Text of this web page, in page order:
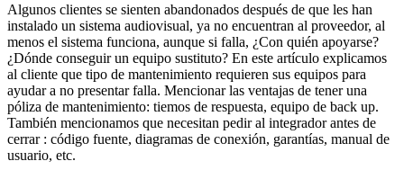
Algunos clientes se sienten abandonados después de que les han
instalado un sistema audiovisual, ya no encuentran al proveedor, al
menos el sistema funciona, aunque si falla, ¿Con quién apoyarse?
¿Dónde conseguir un equipo sustituto? En este artículo explicamos
al cliente que tipo de mantenimiento requieren sus equipos para
ayudar a no presentar falla. Mencionar las ventajas de tener una
póliza de mantenimiento: tiemos de respuesta, equipo de back up.
También mencionamos que necesitan pedir al integrador antes de
cerrar : código fuente, diagramas de conexión, garantías, manual de
usuario, etc.